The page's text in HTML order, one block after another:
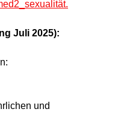
Juli 2025):
und